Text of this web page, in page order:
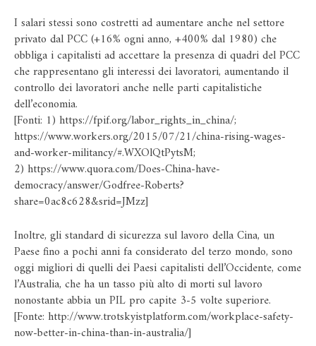
I salari stessi sono costretti ad aumentare anche nel settore
privato dal PCC (+16% ogni anno, +400% dal 1980) che
obbliga i capitalisti ad accettare la presenza di quadri del PCC
che rappresentano gli interessi dei lavoratori, aumentando il
controllo dei lavoratori anche nelle parti capitalistiche
dell’economia.
[Fonti: 1) https://fpif.org/labor_rights_in_china/;
https://www.workers.org/2015/07/21/china-rising-wages-
and-worker-militancy/#.WXOlQtPytsM;
2) https://www.quora.com/Does-China-have-
democracy/answer/Godfree-Roberts?
share=0ac8c628&srid=JMzz]
Inoltre, gli standard di sicurezza sul lavoro della Cina, un
Paese fino a pochi anni fa considerato del terzo mondo, sono
oggi migliori di quelli dei Paesi capitalisti dell’Occidente, come
l’Australia, che ha un tasso più alto di morti sul lavoro
nonostante abbia un PIL pro capite 3-5 volte superiore.
[Fonte: http://www.trotskyistplatform.com/workplace-safety-
now-better-in-china-than-in-australia/]